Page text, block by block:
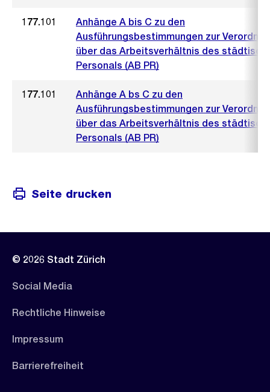
177.101
Anhänge A bis C zu den
Ausführungsbestimmungen zur
über das Arbeitsverhältnis des
Personals (AB PR)
177.101
Anhänge A bs C zu den
Ausführungsbestimmungen zur
über das Arbeitsverhältnis des
Personals (AB PR)
Seite drucken
© 2026 Stadt Zürich
Social Media
Rechtliche Hinweise
Impressum
Barrierefreiheit